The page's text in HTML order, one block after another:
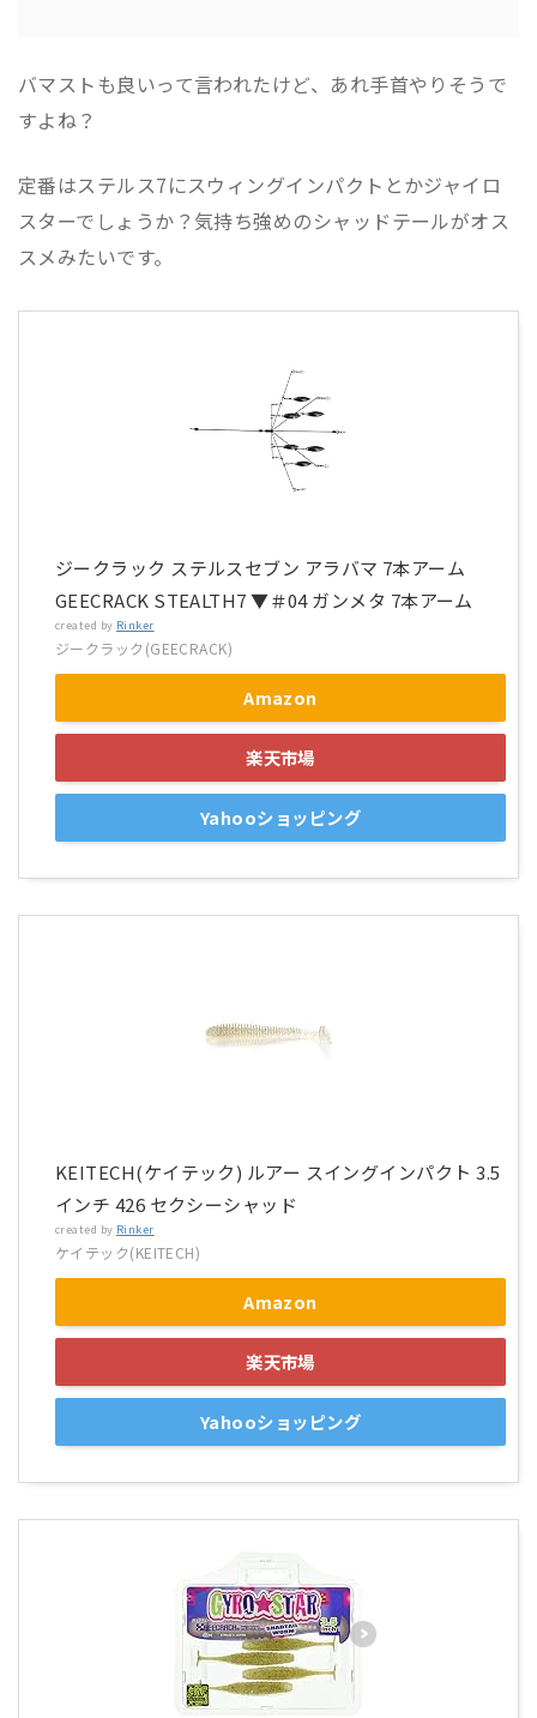
バマストも良いって言われたけど、あれ手首やりそうで
すよね？
定番はステルス7にスウィングインパクトとかジャイロ
スターでしょうか？気持ち強めのシャッドテールがオス
スメみたいです。
ジークラック ステルスセブン アラバマ 7本アーム
GEECRACK STEALTH7 ▼＃04 ガンメタ 7本アーム
created by Rinker
ジークラック(GEECRACK)
Amazon
楽天市場
Yahooショッピング
KEITECH(ケイテック) ルアー スイングインパクト 3.5
インチ 426 セクシーシャッド
created by Rinker
ケイテック(KEITECH)
Amazon
楽天市場
Yahooショッピング